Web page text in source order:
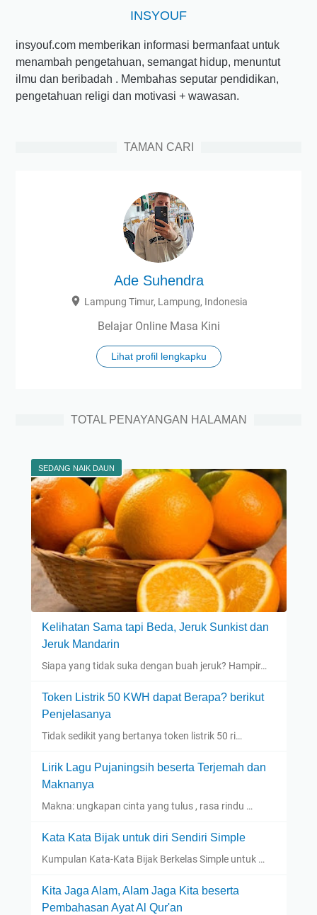
INSYOUF
insyouf.com memberikan informasi bermanfaat untuk
menambah pengetahuan, semangat hidup, menuntut
ilmu dan beribadah . Membahas seputar pendidikan,
pengetahuan religi dan motivasi + wawasan.
TAMAN CARI
Ade Suhendra
Lampung Timur, Lampung, Indonesia
Belajar Online Masa Kini
Lihat profil lengkapku
TOTAL PENAYANGAN HALAMAN
SEDANG NAIK DAUN
Kelihatan Sama tapi Beda, Jeruk Sunkist dan
Jeruk Mandarin
Siapa yang tidak suka dengan buah jeruk? Hampir…
Token Listrik 50 KWH dapat Berapa? berikut
Penjelasanya
Tidak sedikit yang bertanya token listrik 50 ri…
Lirik Lagu Pujaningsih beserta Terjemah dan
Maknanya
Makna: ungkapan cinta yang tulus , rasa rindu …
Kata Kata Bijak untuk diri Sendiri Simple
Kumpulan Kata-Kata Bijak Berkelas Simple untuk …
Kita Jaga Alam, Alam Jaga Kita beserta
Pembahasan Ayat Al Qur'an